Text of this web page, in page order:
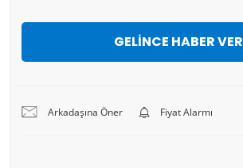
GELİNCE HABER VER
Arkadaşına Öner Fiyat Alarmı